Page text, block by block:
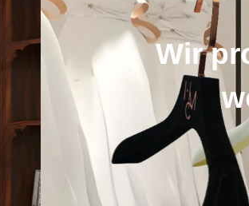
und
Brauch.